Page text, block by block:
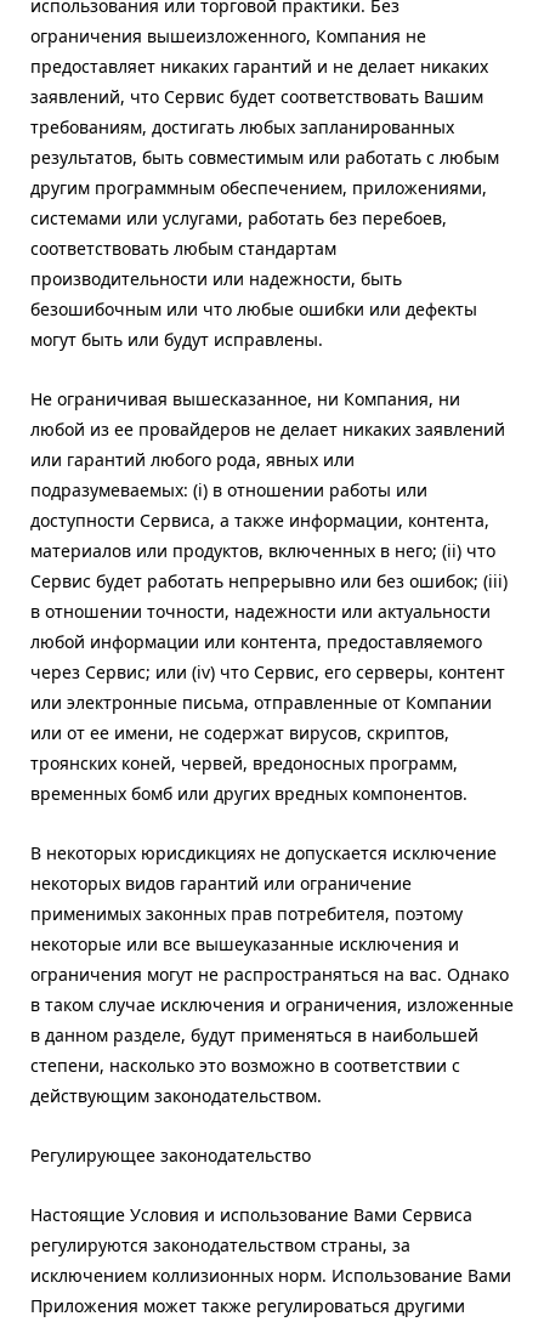
использования или торговой практики. Без
ограничения вышеизложенного, Компания не
предоставляет никаких гарантий и не делает никаких
заявлений, что Сервис будет соответствовать Вашим
требованиям, достигать любых запланированных
результатов, быть совместимым или работать с любым
другим программным обеспечением, приложениями,
системами или услугами, работать без перебоев,
соответствовать любым стандартам
производительности или надежности, быть
безошибочным или что любые ошибки или дефекты
могут быть или будут исправлены.
Не ограничивая вышесказанное, ни Компания, ни
любой из ее провайдеров не делает никаких заявлений
или гарантий любого рода, явных или
подразумеваемых: (i) в отношении работы или
доступности Сервиса, а также информации, контента,
материалов или продуктов, включенных в него; (ii) что
Сервис будет работать непрерывно или без ошибок; (iii)
в отношении точности, надежности или актуальности
любой информации или контента, предоставляемого
через Сервис; или (iv) что Сервис, его серверы, контент
или электронные письма, отправленные от Компании
или от ее имени, не содержат вирусов, скриптов,
троянских коней, червей, вредоносных программ,
временных бомб или других вредных компонентов.
В некоторых юрисдикциях не допускается исключение
некоторых видов гарантий или ограничение
применимых законных прав потребителя, поэтому
некоторые или все вышеуказанные исключения и
ограничения могут не распространяться на вас. Однако
в таком случае исключения и ограничения, изложенные
в данном разделе, будут применяться в наибольшей
степени, насколько это возможно в соответствии с
действующим законодательством.
Регулирующее законодательство
Настоящие Условия и использование Вами Сервиса
регулируются законодательством страны, за
исключением коллизионных норм. Использование Вами
Приложения может также регулироваться другими